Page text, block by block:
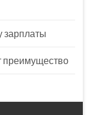
зарплаты
преимущество